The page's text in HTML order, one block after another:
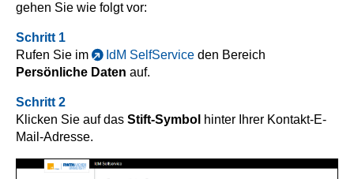
gehen Sie wie folgt vor:
Schritt 1
Rufen Sie im
IdM SelfService den Bereich
Persönliche Daten auf.
Schritt 2
Klicken Sie auf das Stift-Symbol hinter Ihrer Kontakt-E-
Mail-Adresse.